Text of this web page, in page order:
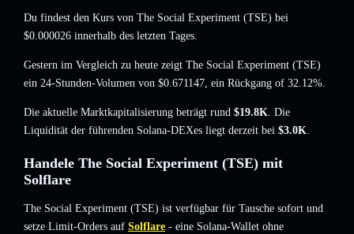
Du findest den Kurs von The Social Experiment (TSE) bei
$0.000026 innerhalb des letzten Tages.
Gestern im Vergleich zu heute zeigt The Social Experiment (TSE)
ein 24-Stunden-Volumen von $0.671147, ein Rückgang of 32.12%.
Die aktuelle Marktkapitalisierung beträgt rund $19.8K. Die
Liquidität der führenden Solana-DEXes liegt derzeit bei $3.0K.
Handele The Social Experiment (TSE) mit
Solflare
The Social Experiment (TSE) ist verfügbar für Tausche sofort und
setze Limit-Orders auf Solflare - eine Solana-Wallet ohne